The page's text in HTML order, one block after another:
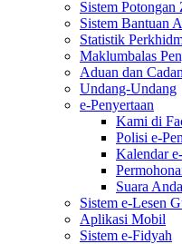
Sistem Potongan
Sistem Bantuan
Statistik
Maklumbalas
Aduan dan
Undang-Undang
e-Penyertaan
Kami di
Polisi e-
Kalendar
Suara Anda
Sistem e-Lesen
Aplikasi Mobil
Sistem e-Fidyah